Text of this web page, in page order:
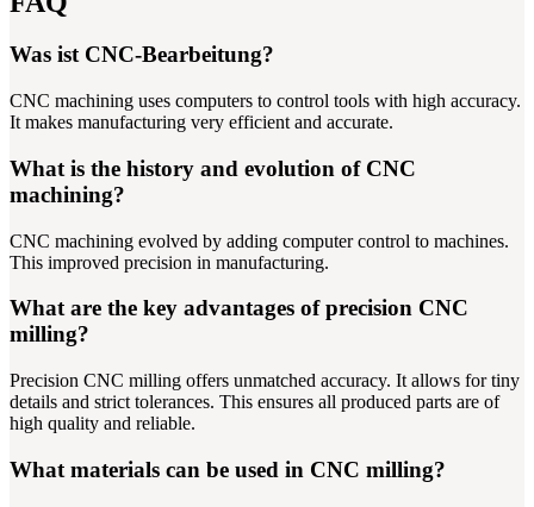
Was ist CNC-Bearbeitung?
CNC machining uses computers to control tools with high accuracy.
It makes manufacturing very efficient and accurate.
What is the history and evolution of CNC
machining?
CNC machining evolved by adding computer control to machines.
This improved precision in manufacturing.
What are the key advantages of precision CNC
milling?
Precision CNC milling offers unmatched accuracy. It allows for tiny
details and strict tolerances. This ensures all produced parts are of
high quality and reliable.
What materials can be used in CNC milling?